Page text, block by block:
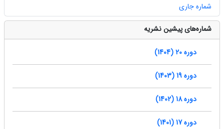
شماره جاری
شماره‌های پیشین نشریه
دوره 20 (1404)
دوره 19 (1403)
دوره 18 (1402)
دوره 17 (1401)